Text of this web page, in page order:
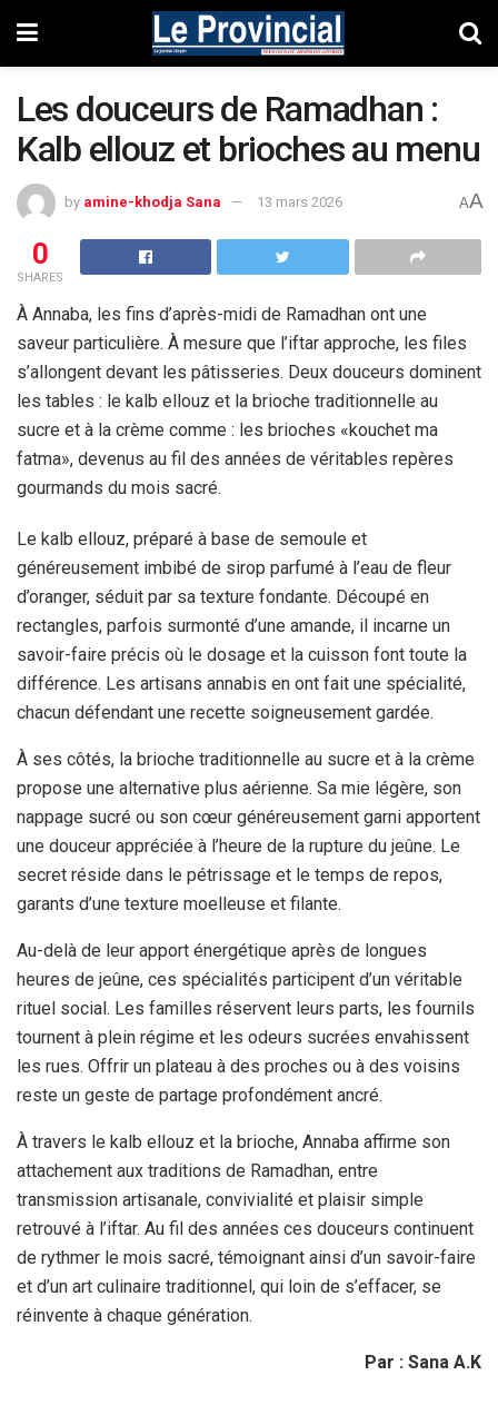
Les douceurs de Ramadhan :
Kalb ellouz et brioches au menu
by amine-khodja Sana 13 mars 2026 AA
0
SHARES
À Annaba, les fins d’après-midi de Ramadhan ont une
saveur particulière. À mesure que l’iftar approche, les files
s’allongent devant les pâtisseries. Deux douceurs dominent
les tables : le kalb ellouz et la brioche traditionnelle au
sucre et à la crème comme : les brioches «kouchet ma
fatma», devenus au fil des années de véritables repères
gourmands du mois sacré.
Le kalb ellouz, préparé à base de semoule et
généreusement imbibé de sirop parfumé à l’eau de fleur
d’oranger, séduit par sa texture fondante. Découpé en
rectangles, parfois surmonté d’une amande, il incarne un
savoir-faire précis où le dosage et la cuisson font toute la
différence. Les artisans annabis en ont fait une spécialité,
chacun défendant une recette soigneusement gardée.
À ses côtés, la brioche traditionnelle au sucre et à la crème
propose une alternative plus aérienne. Sa mie légère, son
nappage sucré ou son cœur généreusement garni apportent
une douceur appréciée à l’heure de la rupture du jeûne. Le
secret réside dans le pétrissage et le temps de repos,
garants d’une texture moelleuse et filante.
Au-delà de leur apport énergétique après de longues
heures de jeûne, ces spécialités participent d’un véritable
rituel social. Les familles réservent leurs parts, les fournils
tournent à plein régime et les odeurs sucrées envahissent
les rues. Offrir un plateau à des proches ou à des voisins
reste un geste de partage profondément ancré.
À travers le kalb ellouz et la brioche, Annaba affirme son
attachement aux traditions de Ramadhan, entre
transmission artisanale, convivialité et plaisir simple
retrouvé à l’iftar. Au fil des années ces douceurs continuent
de rythmer le mois sacré, témoignant ainsi d’un savoir-faire
et d’un art culinaire traditionnel, qui loin de s’effacer, se
réinvente à chaque génération.
Par : Sana A.K